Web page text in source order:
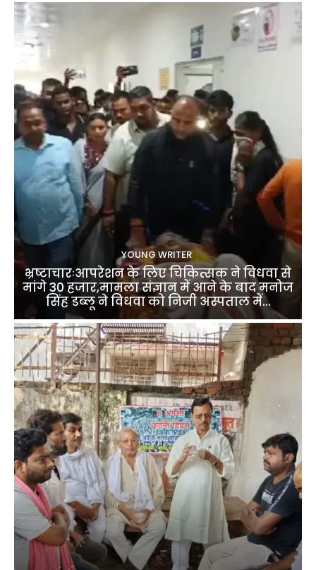
YOUNG WRITER
भ्रष्टाचारःआपरेशन के लिए चिकित्सक ने विधवा से
मांगे 30 हजार,मामला संज्ञान में आने के बाद मनोज
सिंह डब्लू ने विधवा को निजी अस्पताल में...